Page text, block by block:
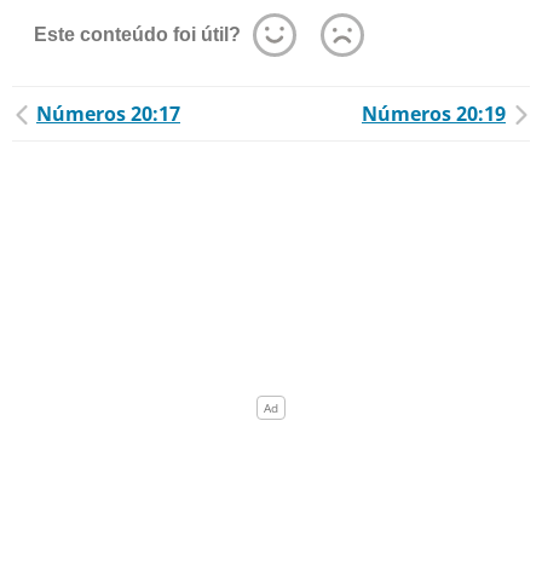
Este conteúdo foi útil?
Números 20:17 Números 20:19